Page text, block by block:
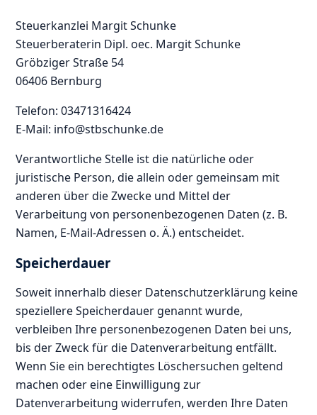
Steuerkanzlei Margit Schunke
Steuerberaterin Dipl. oec. Margit Schunke
Gröbziger Straße 54
06406 Bernburg
Telefon: 03471316424
E-Mail: info@stbschunke.de
Verantwortliche Stelle ist die natürliche oder
juristische Person, die allein oder gemeinsam mit
anderen über die Zwecke und Mittel der
Verarbeitung von personenbezogenen Daten (z. B.
Namen, E-Mail-Adressen o. Ä.) entscheidet.
Speicherdauer
Soweit innerhalb dieser Datenschutzerklärung keine
speziellere Speicherdauer genannt wurde,
verbleiben Ihre personenbezogenen Daten bei uns,
bis der Zweck für die Datenverarbeitung entfällt.
Wenn Sie ein berechtigtes Löschersuchen geltend
machen oder eine Einwilligung zur
Datenverarbeitung widerrufen, werden Ihre Daten